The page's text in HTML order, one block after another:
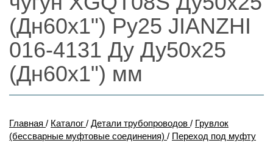
(Дн60х1") Ру25 JIANZHI
016-4131 Ду Ду50х25
(Дн60х1") мм
Главная / Каталог / Детали трубопроводов / Грувлок
(бессварные муфтовые соединения) / Переход под муфту